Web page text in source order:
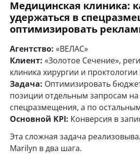
Медицинская клиника:
удержаться в
оптимизировать
Агентство: «ВЕЛАС»
Клиент: «Золотое Сечение»,
клиника хирургии и проктологии
Задача: Оптимизировать
позиции отдельным запросам
спецразмещения, а по
Основной KPI: Конверсия в
Эта сложная задача
Marilyn в два шага.